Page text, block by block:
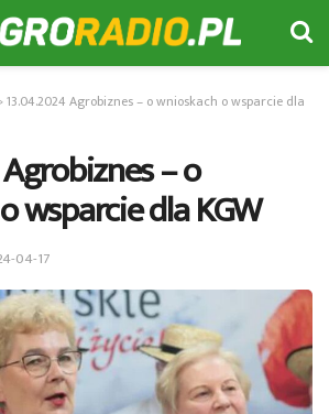
13.04.2024 Agrobiznes – o wnioskach o wsparcie dla
– o
wsparcie dla KGW
04-17